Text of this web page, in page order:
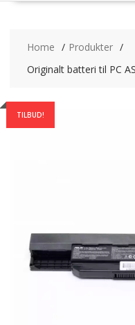
Home
Produkter
Originalt batteri til PC
TILBUD!